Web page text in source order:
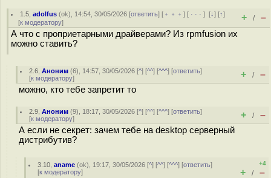
1.5 ,adolfus (ok), 14:54, 30/05/2026 [ответить] [ ﹢﹢﹢] [ · · ·][↓] [↑]
[к модератору] + / –
А что с проприетарными драйверами? Из rpmfusion их
можно ставить?
2.6 ,Аноним (6), 14:57, 30/05/2026 [^] [^^] [^^^] [ответить]
[к модератору] + / –
можно, кто тебе запретит то
2.9 ,Аноним (9), 18:17, 30/05/2026 [^] [^^] [^^^] [ответить]
[к модератору] + / –
А если не секрет: зачем тебе на desktop серверный
дистрибутив?
3.10 ,aname (ok), 19:17, 30/05/2026 [^] [^^] [^^^] [ответить]
[к модератору]
+4
+ / –